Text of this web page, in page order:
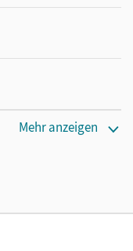
Mehr anzeigen